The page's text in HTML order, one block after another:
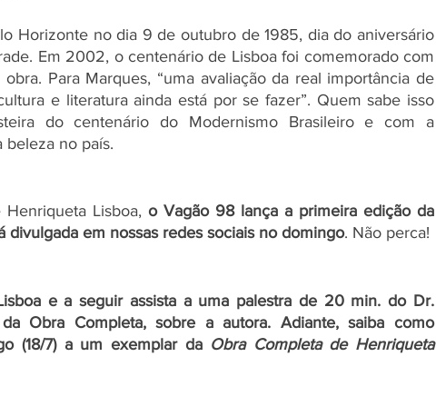
Horizonte no dia 9 de outubro de 1985, dia do aniversário
Em 2002, o centenário de Lisboa foi comemorado com
Para Marques, “uma avaliação da real importância de
e literatura ainda está por se fazer”. Quem sabe isso
do centenário do Modernismo Brasileiro e com a
beleza no país.
Lisboa, o Vagão 98 lança a primeira edição da
divulgada em nossas redes sociais no domingo. Não perca!
e a seguir assista a uma palestra de 20 min. do Dr.
Obra Completa, sobre a autora. Adiante, saiba como
(18/7) a um exemplar da Obra Completa de Henriqueta